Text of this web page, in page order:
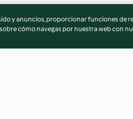
y anuncios, proporcionar funciones de
cómo navegas por nuestra web con